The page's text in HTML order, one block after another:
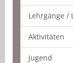
Lehrgänge /
Aktivitäten
Jugend